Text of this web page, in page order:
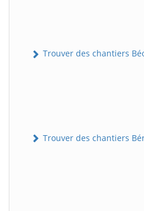
Trouver des chantiers
Trouver des chantiers